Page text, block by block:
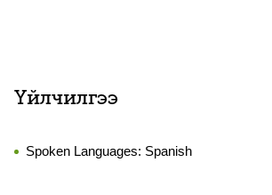
Үйлчилгээ
Spoken Languages: Spanish